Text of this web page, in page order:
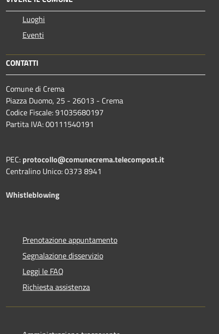
Luoghi
Eventi
CONTATTI
Comune di Crema
Piazza Duomo, 25 - 26013 - Crema
Codice Fiscale: 91035680197
Partita IVA: 00111540191
PEC: protocollo@comunecrema.telecompost.it
Centralino Unico: 0373 8941
Whistleblowing
Prenotazione appuntamento
Segnalazione disservizio
Leggi le FAQ
Richiesta assistenza